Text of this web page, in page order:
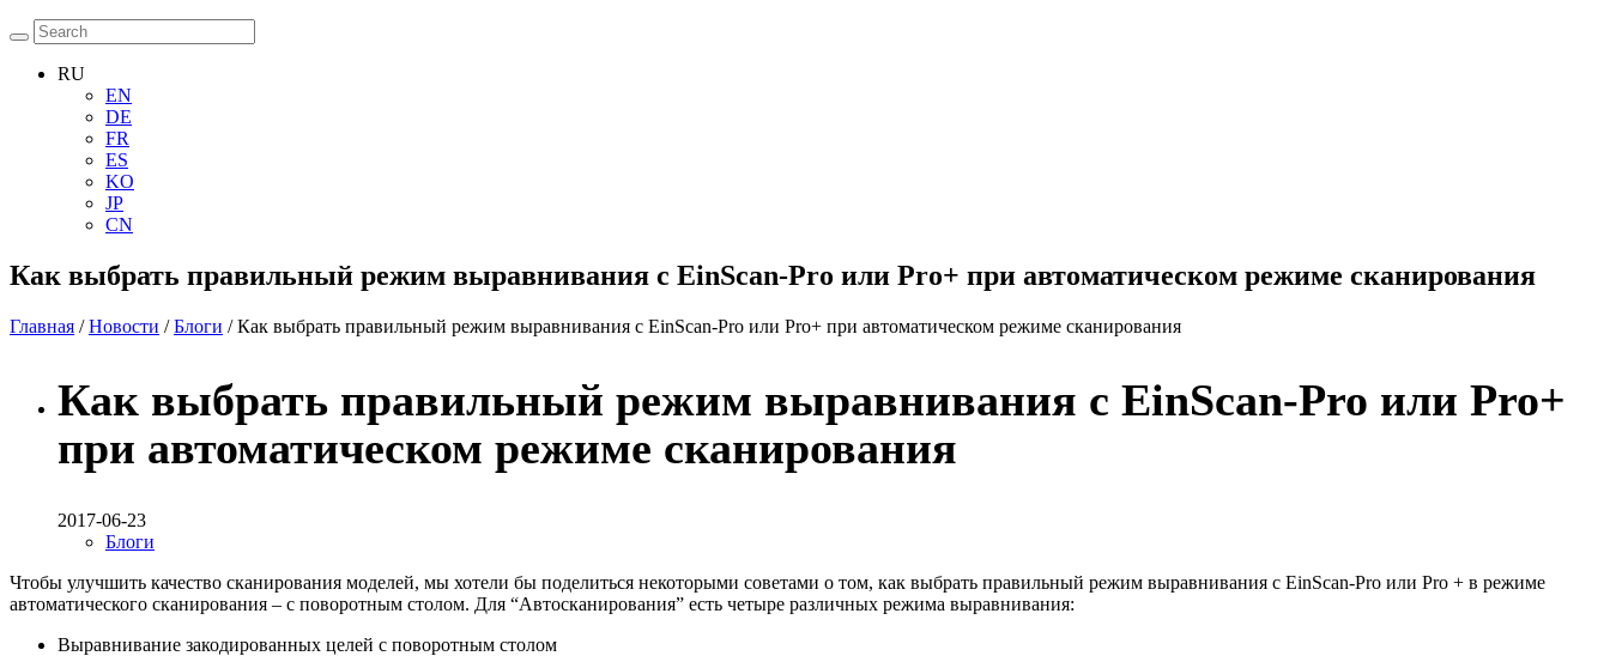
RU
EN
DE
FR
ES
KO
JP
CN
Как выбрать правильный режим выравнивания с EinScan-Pro или Pro+ при автоматическом режиме сканирования
Главная /Новости /Блоги / Как выбрать правильный режим выравнивания с EinScan-Pro или Pro+ при автоматическом режиме сканирования
Как выбрать правильный режим выравнивания с EinScan-Pro или Pro+
при автоматическом режиме сканирования
2017-06-23
Блоги
Чтобы улучшить качество сканирования моделей, мы хотели бы поделиться некоторыми советами о том, как выбрать правильный режим выравнивания с EinScan-Pro или Pro + в режиме
автоматического сканирования – с поворотным столом. Для “Автосканирования” есть четыре различных режима выравнивания:
Выравнивание закодированных целей с поворотным столом